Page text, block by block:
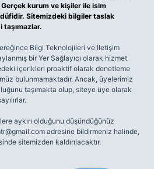
Gerçek kurum ve kişiler ile isim
Sitemizdeki bilgiler taslak
Bilgi Teknolojileri ve İletişim
bir Yer Sağlayıcı olarak hizmet
içerikleri proaktif olarak denetleme
bulunmamaktadır. Ancak, üyelerimiz
taşımakta olup, siteye üye olarak
aykırı olduğunu düşündüğünüz
adresine bildirmeniz halinde,
sitemizden kaldırılacaktır.